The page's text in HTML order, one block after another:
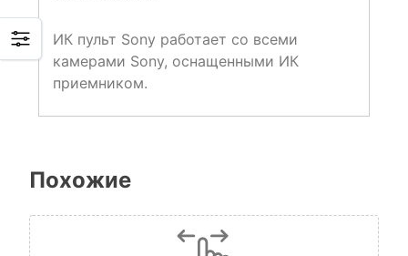
ИК пульт Sony работает со всеми
камерами Sony, оснащенными ИК
приемником.
Похожие